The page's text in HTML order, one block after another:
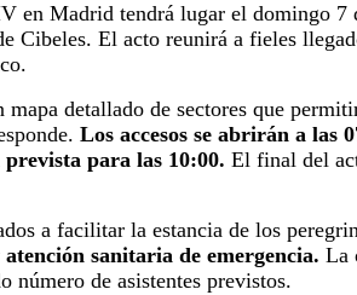
en Madrid tendrá lugar el domingo 7
Cibeles. El acto reunirá a fieles
detallado de sectores que
Los accesos se abrirán a las
para las 10:00. El final del
a facilitar la estancia de los
sanitaria de emergencia. La
número de asistentes previstos.